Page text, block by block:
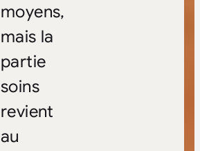
moyens,
mais la
partie
soins
revient
au